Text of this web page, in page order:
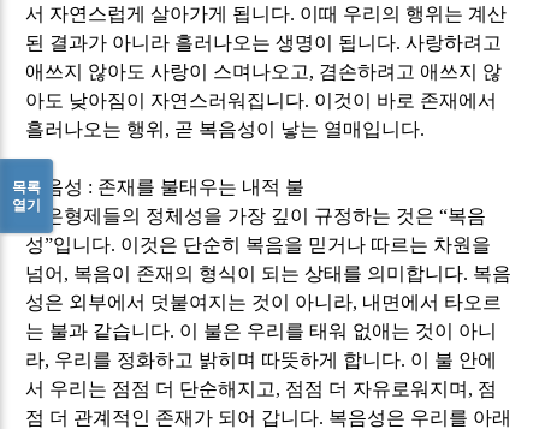
서 자연스럽게 살아가게 됩니다. 이때 우리의 행위는 계산
된 결과가 아니라 흘러나오는 생명이 됩니다.사랑하려고
애쓰지 않아도 사랑이 스며나오고, 겸손하려고 애쓰지 않
아도 낮아짐이 자연스러워집니다. 이것이 바로 존재에서
흘러나오는 행위 , 곧 복음성이 낳는 열매입니다.
복음성 : 존재를 불태우는 내적 불
작은형제들의 정체성을 가장 깊이 규정하는 것은“복음
성”입니다. 이것은 단순히 복음을 믿거나 따르는 차원을
넘어 , 복음이 존재의 형식이 되는 상태를 의미합니다. 복음
성은 외부에서 덧붙여지는 것이 아니라, 내면에서 타오르
는 불과 같습니다. 이 불은 우리를 태워 없애는 것이 아니
라, 우리를 정화하고 밝히며 따뜻하게 합니다. 이 불 안에
서 우리는 점점 더 단순해지고, 점점 더 자유로워지며 , 점
점 더 관계적인 존재가 되어 갑니다. 복음성은 우리를 아래
목록
열기